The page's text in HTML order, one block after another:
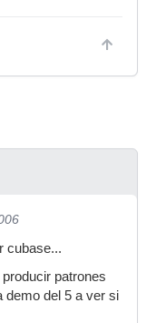
cubase...
patrones
demo del 5 a ver si